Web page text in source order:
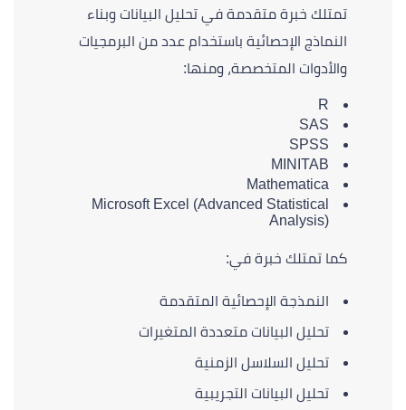
تمتلك خبرة متقدمة في تحليل البيانات وبناء
النماذج الإحصائية باستخدام عدد من البرمجيات
والأدوات المتخصصة، ومنها:
R
SAS
SPSS
MINITAB
Mathematica
Microsoft Excel (Advanced Statistical
Analysis)
كما تمتلك خبرة في:
النمذجة الإحصائية المتقدمة
تحليل البيانات متعددة المتغيرات
تحليل السلاسل الزمنية
تحليل البيانات التجريبية